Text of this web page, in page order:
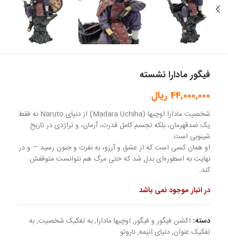
فیگور مادارا نشسته
44,000,000 ریال
شخصیت مادارا اوچیها (Madara Uchiha) از دنیای Naruto نه فقط
یک ضدقهرمان، بلکه تجسم کامل قدرت، آرمان، و تراژدی در تاریخ
شینوبی است.
او همان کسی است که از عشق و آرزو، به نفرت و جنون رسید — و در
نهایت به اسطوره‌ای بدل شد که حتی مرگ هم نتوانست متوقفش
کند.
در انبار موجود نمی باشد
دسته: اکشن فیگور و فیگور, اوچیها مادارا,به تفکیک شخصیت,به
تفکیک عنوان,دنیای انیمه,ناروتو